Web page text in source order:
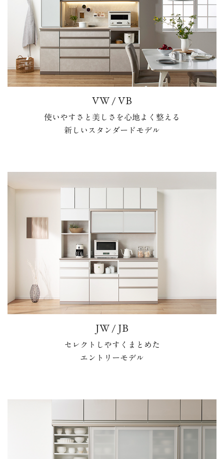
VW / VB
使いやすさと美しさを心地よく整える
新しいスタンダードモデル
JW / JB
セレクトしやすくまとめた
エントリーモデル